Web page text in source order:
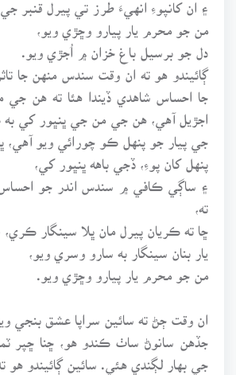
من جو محرم يار پيارو وڇڙي ويو،
دل جو برسيل باغ خزان ۾ اُجڙي ويو.
ڳائيندو هو ته ان وقت سندس منهن جا
جا احساس شاهدي ڏيندا هئا ته هن جي
اجڙيل آهي، هن جي من جي ڀنڀور کي
جي پيار جو پنهل ڪو چورائي ويو آهي،
پنهل کان پوءِ، ڏجي باهه ڀنڀور کي،
۽ ساڳي ڪافي ۾ سندس اندر جو احساس
ڇا ته ڪريان پيرل مان ڀلا سينگار
يار بنان سينگار به سارو وسري ويو،
من جو محرم يار پيارو وڇڙي ويو.
ان وقت ڄڻ ته سائين سراپا عشق بنجي
جڏهن سانوڻ ساٺ ڪندو هو، ڇنا ڇپر
جي بهار لڳندي هئي. سائين ڳائيندو هو